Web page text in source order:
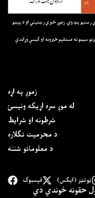
رسنيو پټ وي. زموږ خبري رښتيني او د پېښو
سيمو نه مستقيم خبرونه او کيسې وړاندې
زموږ په اړه
له موږ سره اړیکه ونیسئ
شرطونه او شرایط
د محرمیت تګلاره
د معلوماتو شننه
فېسبوک ټوئټر (ایکس)